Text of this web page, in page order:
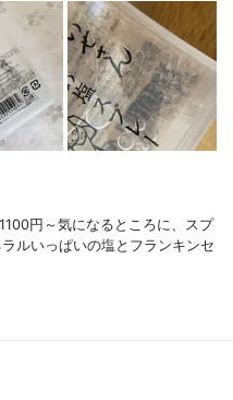
円～気になるところに、スプ
ルいっぱいの塩とフランキンセ